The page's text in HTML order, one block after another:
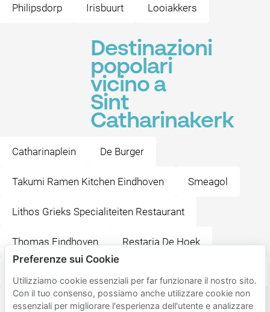
Philipsdorp Irisbuurt Looiakkers
Destinazioni
popolari
vicino a
Sint
Catharinakerk
Catharinaplein De Burger
Takumi Ramen Kitchen Eindhoven Smeagol
Lithos Grieks Specialiteiten Restaurant
Thomas Eindhoven Restaria De Hoek
Dadawan Eindhoven Kazerne
Preferenze sui Cookie
Utilizziamo cookie essenziali per far funzionare il nostro sito.
Con il tuo consenso, possiamo anche utilizzare cookie non
essenziali per migliorare l'esperienza dell'utente e analizzare